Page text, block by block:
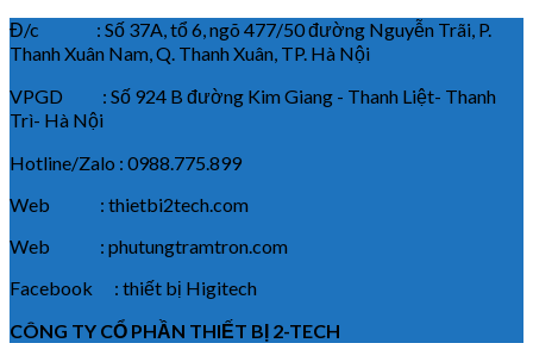
Đ/c : Số 37A, tổ 6, ngõ 477/50 đường Nguyễn Trãi, P.
Thanh Xuân Nam, Q. Thanh Xuân, TP. Hà Nội
VPGD : Số 924 B đường Kim Giang - Thanh Liệt- Thanh
Trì- Hà Nội
Hotline/Zalo : 0988.775.899
Web : thietbi2tech.com
Web : phutungtramtron.com
Facebook : thiết bị Higitech
CÔNG TY CỔ PHẦN THIẾT BỊ 2-TECH